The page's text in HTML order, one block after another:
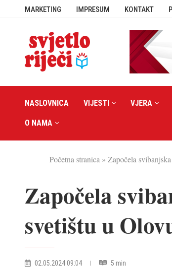
MARKETING IMPRESUM KONTAKT
NASLOVNICA VIJESTI VJERA
O NAMA
Početna stranica » Započela
Započela
svetištu u
02.05.2024 09:04 5 min